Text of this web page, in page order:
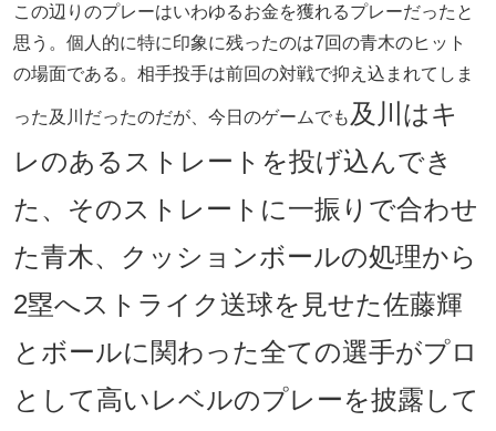
この辺りのプレーはいわゆるお金を獲れるプレーだったと
思う。個人的に特に印象に残ったのは7回の青木のヒット
の場面である。相手投手は前回の対戦で抑え込まれてしま
った及川だったのだが、今日のゲームでも 及川はキ
レのあるストレートを投げ込んでき
た、そのストレートに一振りで合わせ
た青木、クッションボールの処理から
2塁へストライク送球を見せた佐藤輝
とボールに関わった全ての選手がプロ
として高いレベルのプレーを披露して